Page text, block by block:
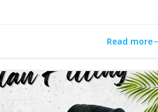
Read more